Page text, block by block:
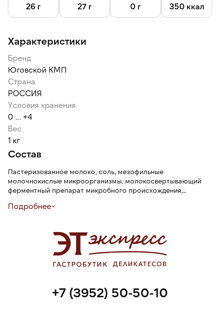
26 г 27 г 0 г 350 ккал
Характеристики
Бренд
Юговской КМП
Страна
РОССИЯ
Условия хранения
0 ... +4
Вес
1 кг
Состав
Пастеризованное молоко, соль, мезофильные
молочнокислые микроорганизмы, молокосвертывающий
ферментный препарат микробного происхождения,
краситель натуральный «Аннато экстракт» (вода,
Подробнее
+7 (3952) 50-50-10